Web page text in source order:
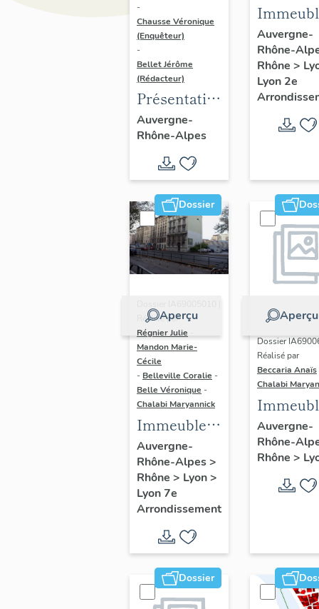
-
Chausse Véronique
(Enquêteur)
-
Bellet Jérôme
(Rédacteur)
Présentation
de
l'opération
d'inventaire
du vitrail
ancien de
Rhône-
Alpes
(corpus
vitrearum)
Auvergne-
Rhône-Alpes
Auvergne-
Rhône-
Rhône >
Lyon 2e
Dossier
Aperçu
Réalisé par
Régnier Julie
Mandon Marie-
Cécile
- Belleville Coralie -
Belle Véronique -
Chalabi Maryannick
Immeubles
du secteur
d'étude La
Guillotière
Auvergne-
Rhône-Alpes>
Rhône > Lyon>
Lyon 7e
Arrondissement
Aperçu
Dossier
Réalisé par
Beccaria Anaïs
Chalabi
des
Trente
rive
Auvergne-
Rhône-
Rhône >
Dossier